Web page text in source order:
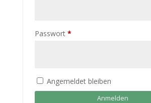
Passwort *Erforderlich
Angemeldet bleiben
Anmelden